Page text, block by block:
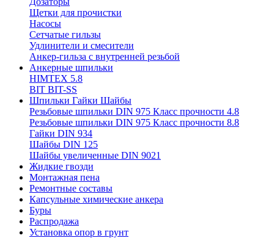
Щетки для прочистки
Насосы
Сетчатые гильзы
Удлинители и смесители
Анкер-гильза с внутренней резьбой
Анкерные шпильки
HIMTEX 5.8
BIT BIT-SS
Шпильки Гайки Шайбы
Резьбовые шпильки DIN 975 Класс прочности 4.8
Резьбовые шпильки DIN 975 Класс прочности 8.8
Гайки DIN 934
Шайбы DIN 125
Шайбы увеличенные DIN 9021
Жидкие гвозди
Монтажная пена
Ремонтные составы
Капсульные химические анкера
Буры
Распродажа
Установка опор в грунт